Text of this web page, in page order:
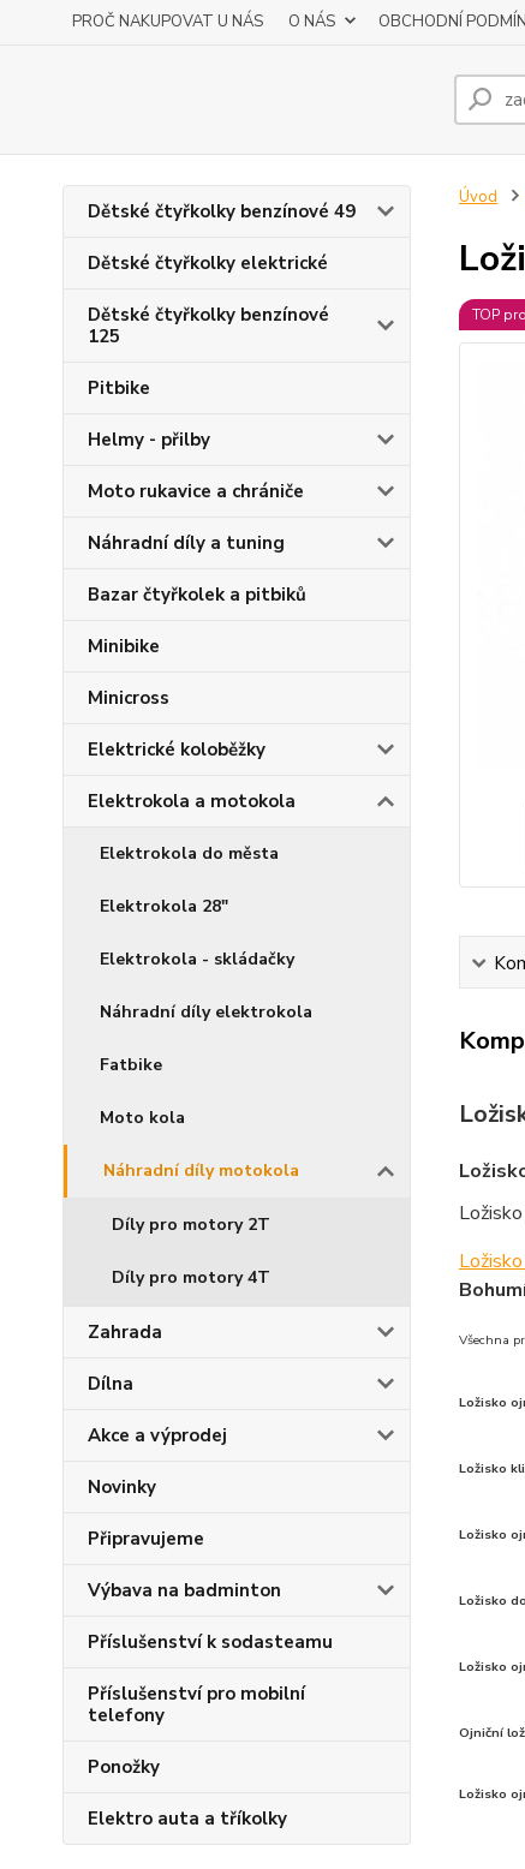
PROČ NAKUPOVAT U NÁS O NÁS OBCHODNÍ
Dětské čtyřkolky benzínové 49
Dětské čtyřkolky elektrické
Dětské čtyřkolky benzínové
125
Pitbike
Helmy - přilby
Moto rukavice a chrániče
Náhradní díly a tuning
Bazar čtyřkolek a pitbiků
Minibike
Minicross
Elektrické koloběžky
Elektrokola a motokola
Elektrokola do města
Elektrokola 28"
Elektrokola - skládačky
Náhradní díly elektrokola
Fatbike
Moto kola
Náhradní díly motokola
Díly pro motory 2T
Díly pro motory 4T
Zahrada
Dílna
Akce a výprodej
Novinky
Připravujeme
Výbava na badminton
Příslušenství k sodasteamu
Příslušenství pro mobilní
telefony
Ponožky
Elektro auta a tříkolky
Úvod
TOP
Všechna
Ložisko
Ložisko
Ložisko
Ložisko
Ložisko
Ojniční
Ložisko